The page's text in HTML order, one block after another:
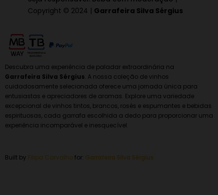
Copyright © 2024 | Garrafeira Silva Sérgius
Descubra uma experiência de paladar extraordinária na
Garrafeira Silva Sérgius. A nossa coleção de vinhos
cuidadosamente selecionada oferece uma jornada única para
entusiastas e apreciadores de aromas. Explore uma variedade
excepcional de vinhos tintos, brancos, rosés e espumantes e bebidas
espirituosas, cada garrafa escolhida a dedo para proporcionar uma
experiência incomparável e inesquecível.
Built by Filipa Carvalhofor: Garrafeira Silva Sérgius